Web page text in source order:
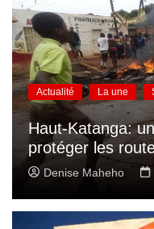
Actualité La une
Haut-Katanga:
protéger les
Denise Maheho